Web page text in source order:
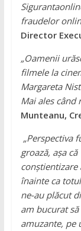
fraudelor
Director
„Oamenii
filmele la
Margareta
Mai ales când
Munteanu,
„Perspectiva
groază, așa
înainte ca
ne-au plăcut
am bucurat
amuzante, pe